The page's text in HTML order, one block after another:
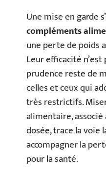
Une mise en garde
compléments
une perte de poids
Leur efficacité
prudence reste de
celles et ceux qui
très restrictifs.
alimentaire,
dosée, trace la voie
accompagner la
pour la santé.